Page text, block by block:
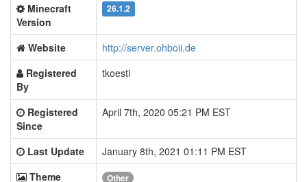
Minecraft
Version
26.1.2
Website
http://server.ohboii.de
Registered
By
tkoesti
Registered
Since
April 7th, 2020 05:21 PM EST
Last Update
January 8th, 2021 01:11 PM EST
Theme
Other